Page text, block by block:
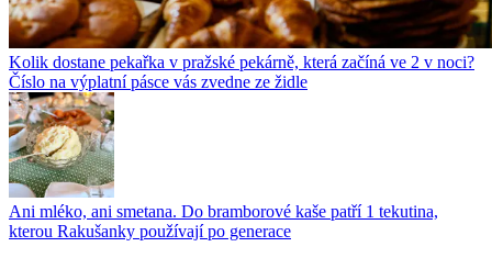
Kolik dostane pekařka v pražské pekárně, která začíná ve 2 v noci?
Číslo na výplatní pásce vás zvedne ze židle
Ani mléko, ani smetana. Do bramborové kaše patří 1 tekutina,
kterou Rakušanky používají po generace